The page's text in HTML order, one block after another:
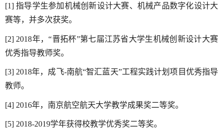
[1]指导学生参加机械创新设计大赛、机械产品数字化设计大
赛等，并多次获奖。
[2] 2018年，“晋拓杯”第七届江苏省大学生机械创新设计大赛
优秀指导教师奖。
[3] 2018年， 成飞-南航“智汇蓝天”工程实践计划项目优秀指导
教师。
[4] 2016年， 南京航空航天大学教学成果奖二等奖。
[5] 2018-2019学年获得校教学优秀奖二等奖。